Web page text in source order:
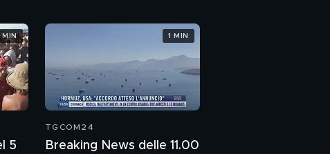
5
MIN
TGCOM24
Breaking News delle 11.00
1 MIN